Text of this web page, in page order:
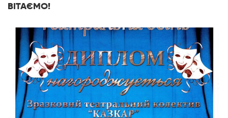
ВІТАЄМО!